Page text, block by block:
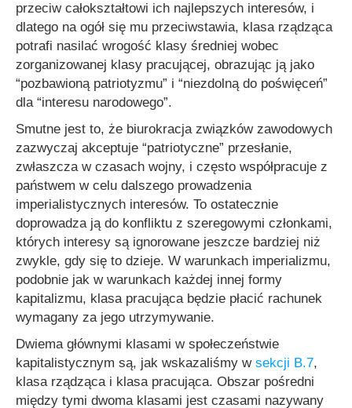
przeciw całokształtowi ich najlepszych interesów, i
dlatego na ogół się mu przeciwstawia, klasa rządząca
potrafi nasilać wrogość klasy średniej wobec
zorganizowanej klasy pracującej, obrazując ją jako
“pozbawioną patriotyzmu” i “niezdolną do poświęceń”
dla “interesu narodowego”.
Smutne jest to, że biurokracja związków zawodowych
zazwyczaj akceptuje “patriotyczne” przesłanie,
zwłaszcza w czasach wojny, i często współpracuje z
państwem w celu dalszego prowadzenia
imperialistycznych interesów. To ostatecznie
doprowadza ją do konfliktu z szeregowymi członkami,
których interesy są ignorowane jeszcze bardziej niż
zwykle, gdy się to dzieje. W warunkach imperializmu,
podobnie jak w warunkach każdej innej formy
kapitalizmu, klasa pracująca będzie płacić rachunek
wymagany za jego utrzymywanie.
Dwiema głównymi klasami w społeczeństwie
kapitalistycznym są, jak wskazaliśmy w sekcji B.7,
klasa rządząca i klasa pracująca. Obszar pośredni
między tymi dwoma klasami jest czasami nazywany